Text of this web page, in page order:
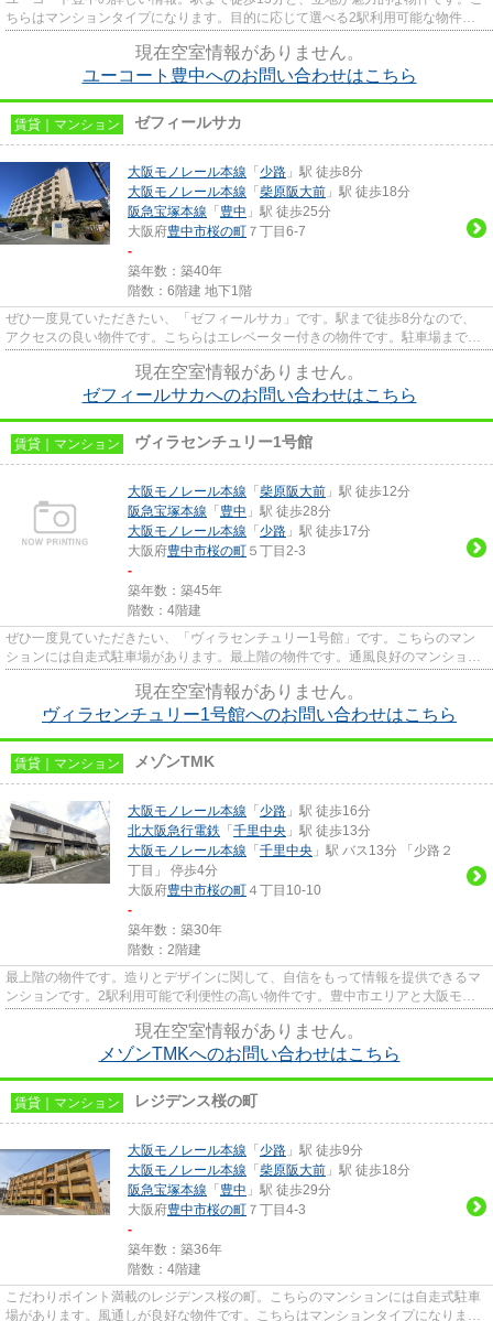
ちらはマンションタイプになります。目的に応じて選べる2駅利用可能な物件で
現在空室情報がありません。
ユーコート豊中へのお問い合わせはこちら
賃貸｜マンション ゼフィールサカ
大阪モノレール本線 「 少路 」駅 徒歩8分
大阪モノレール本線 「 柴原阪大前 」駅 徒歩18分
阪急宝塚本線 「 豊中 」駅 徒歩25分
大阪府豊中市桜の町 ７丁目6-7
-
築年数：築40年
階数：6階建 地下1階
ぜひ一度見ていただきたい、「ゼフィールサカ」です。駅まで徒歩8分なので、
アクセスの良い物件です。こちらはエレベーター付きの物件です。駐車場まで
現在空室情報がありません。
ゼフィールサカへのお問い合わせはこちら
賃貸｜マンション ヴィラセンチュリー1号館
大阪モノレール本線 「 柴原阪大前 」駅 徒歩12分
阪急宝塚本線 「 豊中 」駅 徒歩28分
大阪モノレール本線 「 少路 」駅 徒歩17分
大阪府豊中市桜の町 ５丁目2-3
-
築年数：築45年
階数：4階建
ぜひ一度見ていただきたい、「ヴィラセンチュリー1号館」です。こちらのマン
ションには自走式駐車場があります。最上階の物件です。通風良好のマンション
現在空室情報がありません。
ヴィラセンチュリー1号館へのお問い合わせはこちら
賃貸｜マンション メゾンTMK
大阪モノレール本線 「 少路 」駅 徒歩16分
北大阪急行電鉄 「 千里中央 」駅 徒歩13分
大阪モノレール本線 「 千里中央 」駅 バス13分 「少路２
丁目」 停歩4分
大阪府豊中市桜の町 ４丁目10-10
-
築年数：築30年
階数：2階建
最上階の物件です。造りとデザインに関して、自信をもって情報を提供できるマ
ンションです。2駅利用可能で利便性の高い物件です。豊中市エリアと大阪モノ
現在空室情報がありません。
メゾンTMKへのお問い合わせはこちら
賃貸｜マンション レジデンス桜の町
大阪モノレール本線 「 少路 」駅 徒歩9分
大阪モノレール本線 「 柴原阪大前 」駅 徒歩18分
阪急宝塚本線 「 豊中 」駅 徒歩29分
大阪府豊中市桜の町 ７丁目4-3
-
築年数：築36年
階数：4階建
こだわりポイント満載のレジデンス桜の町。こちらのマンションには自走式駐車
場があります。風通しが良好な物件です。こちらはマンションタイプになりま